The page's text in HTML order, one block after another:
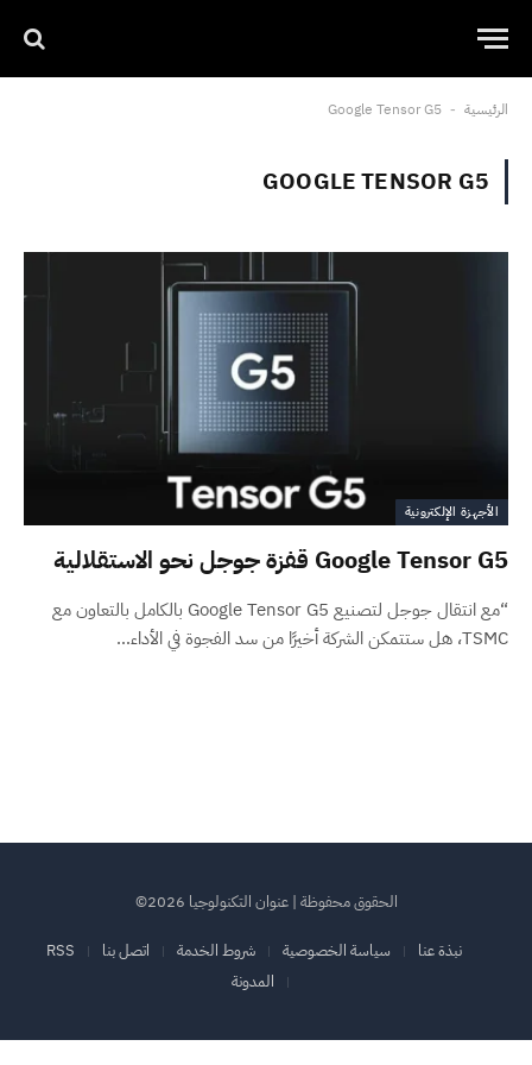
الرئيسية -
Google Tensor G5
GOOGLE TENSOR G5
الأجهزة الإلكترونية
Google Tensor G5 قفزة جوجل نحو الاستقلالية
“مع انتقال جوجل لتصنيع Google Tensor G5 بالكامل بالتعاون مع
TSMC، هل ستتمكن الشركة أخيرًا من سد الفجوة في الأداء…
الحقوق محفوظة | عنوان التكنولوجيا 2026©
نبذة عنا سياسة الخصوصية شروط الخدمة اتصل بنا
RSS
المدونة